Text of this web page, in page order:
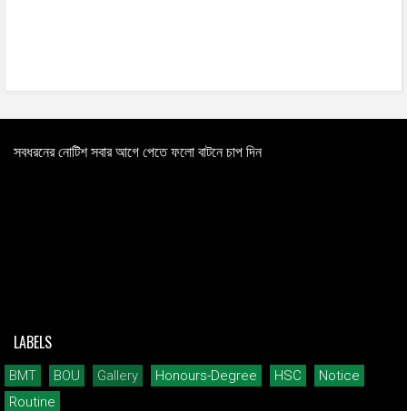
সবধরনের নোটিশ সবার আগে পেতে ফলো বাটনে চাপ দিন
LABELS
BMT BOU Gallery Honours-Degree HSC
Notice
Routine